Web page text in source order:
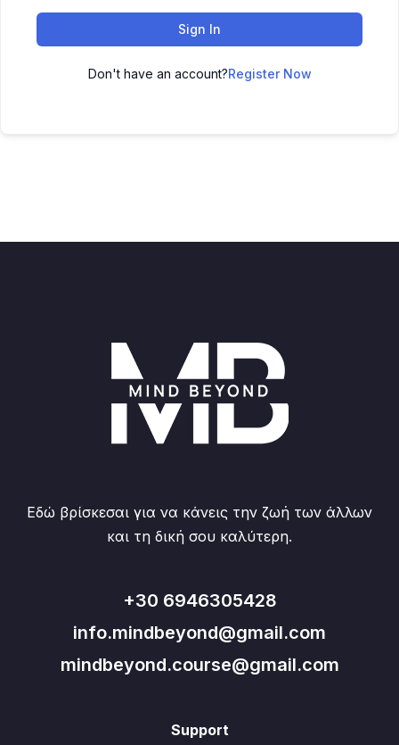
Sign In
Don't have an account?Register Now
Εδώ βρίσκεσαι για να κάνεις την ζωή των άλλων
και τη δική σου καλύτερη.
+30 6946305428
info.mindbeyond@gmail.com
mindbeyond.course@gmail.com
Support